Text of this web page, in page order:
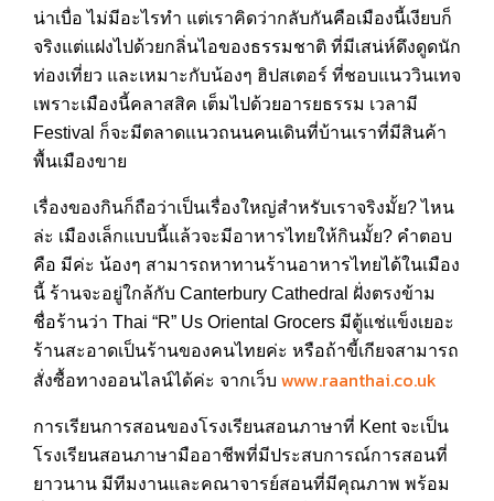
น่าเบื่อ ไม่มีอะไรทำ แต่เราคิดว่ากลับกันคือเมืองนี้เงียบก็
จริงแต่แฝงไปด้วยกลิ่นไอของธรรมชาติ ที่มีเสน่ห์ดึงดูดนัก
ท่องเที่ยว และเหมาะกับน้องๆ ฮิปสเตอร์ ที่ชอบแนววินเทจ
เพราะเมืองนี้คลาสสิค เต็มไปด้วยอารยธรรม เวลามี
Festival ก็จะมีตลาดแนวถนนคนเดินที่บ้านเราที่มีสินค้า
พื้นเมืองขาย
เรื่องของกินก็ถือว่าเป็นเรื่องใหญ่สำหรับเราจริงมั้ย? ไหน
ล่ะ เมืองเล็กแบบนี้แล้วจะมีอาหารไทยให้กินมั้ย? คำตอบ
คือ มีค่ะ น้องๆ สามารถหาทานร้านอาหารไทยได้ในเมือง
นี้ ร้านจะอยู่ใกล้กับ Canterbury Cathedral ฝั่งตรงข้าม
ชื่อร้านว่า Thai “R” Us Oriental Grocers มีตู้แช่แข็งเยอะ
ร้านสะอาดเป็นร้านของคนไทยค่ะ หรือถ้าขี้เกียจสามารถ
สั่งซื้อทางออนไลน์ได้ค่ะ จากเว็บ www.raanthai.co.uk
การเรียนการสอนของโรงเรียนสอนภาษาที่ Kent จะเป็น
โรงเรียนสอนภาษามืออาชีพที่มีประสบการณ์การสอนที่
ยาวนาน มีทีมงานและคณาจารย์สอนที่มีคุณภาพ พร้อม